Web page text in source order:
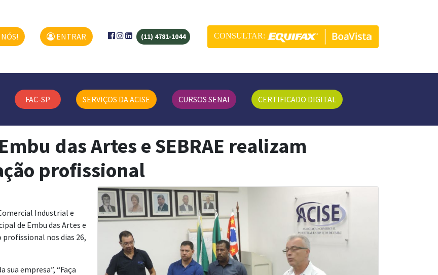
ENTRAR (11) 4781-1044 CONSULTAR:
FAC-SP SERVIÇOS DA ACISE CURSOS SENAI CERTIFICADO DIGITAL
das Artes e SEBRAE realizam
profissional
Industrial e
de Embu das Artes e
profissional nos dias 26,
sua empresa”, “Faça